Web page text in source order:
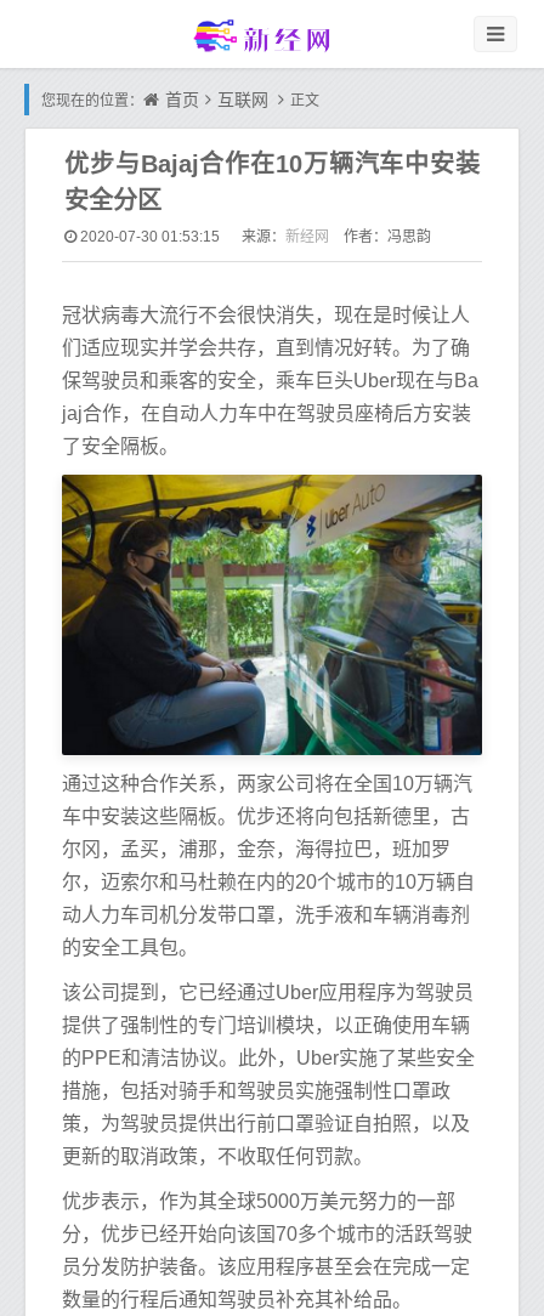
您现在的位置： 首页 互联网 正文
优步与Bajaj合作在10万辆汽车中安装
安全分区
2020-07-30 01:53:15 来源： 新经网 作者：冯思韵
冠状病毒大流行不会很快消失，现在是时候让人
们适应现实并学会共存，直到情况好转。为了确
保驾驶员和乘客的安全，乘车巨头Uber现在与Ba
jaj合作，在自动人力车中在驾驶员座椅后方安装
了安全隔板。
通过这种合作关系，两家公司将在全国10万辆汽
车中安装这些隔板。优步还将向包括新德里，古
尔冈，孟买，浦那，金奈，海得拉巴，班加罗
尔，迈索尔和马杜赖在内的20个城市的10万辆自
动人力车司机分发带口罩，洗手液和车辆消毒剂
的安全工具包。
该公司提到，它已经通过Uber应用程序为驾驶员
提供了强制性的专门培训模块，以正确使用车辆
的PPE和清洁协议。此外，Uber实施了某些安全
措施，包括对骑手和驾驶员实施强制性口罩政
策，为驾驶员提供出行前口罩验证自拍照，以及
更新的取消政策，不收取任何罚款。
优步表示，作为其全球5000万美元努力的一部
分，优步已经开始向该国70多个城市的活跃驾驶
员分发防护装备。该应用程序甚至会在完成一定
数量的行程后通知驾驶员补充其补给品。